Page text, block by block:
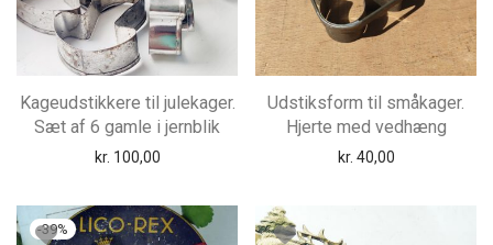
Kageudstikkere til julekager.
Sæt af 6 gamle i jernblik
kr. 100,00
Udstiksform til småkager.
Hjerte med vedhæng
kr. 40,00
-39%